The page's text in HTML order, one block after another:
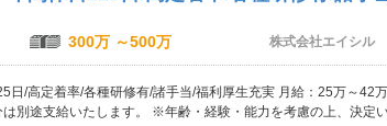
300万 ～500万 株式会社エイシル
日/高定着率/各種研修有/諸手当/福利厚生充実 月給：25万～
別途支給いたします。 ※年齢・経験・能力を考慮の上、決定